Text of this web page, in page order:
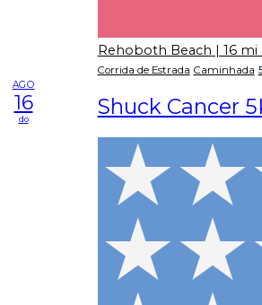
Rehoboth Beach | 16
Corrida de Estrada Caminhada
AGO
16
do Shuck Cancer